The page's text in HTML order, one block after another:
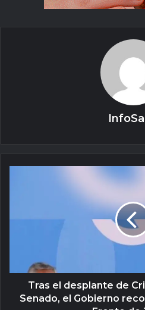
Tras el desplante de
Senado, el Gobierno